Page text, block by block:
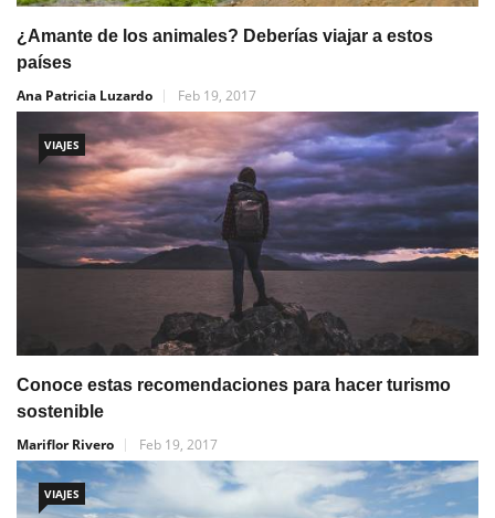
¿Amante de los animales? Deberías viajar a estos
países
Ana Patricia Luzardo
Feb 19, 2017
VIAJES
Conoce estas recomendaciones para hacer turismo
sostenible
Mariflor Rivero
Feb 19, 2017
VIAJES